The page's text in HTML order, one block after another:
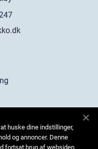
huske dine indstillinger,
og annoncer. Denne
fortsat brug af websiden